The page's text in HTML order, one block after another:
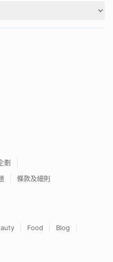
劃
條款及細則
Food
Blog